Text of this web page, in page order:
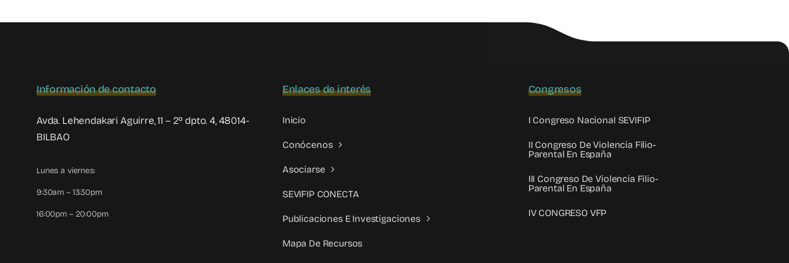
Romper
primer
Información de contacto
Avda. Lehendakari Aguirre, 11 – 2º dpto. 4, 48014-
BILBAO
Lunes a viernes:
9:30am – 13:30pm
16:00pm – 20:00pm
Enlaces de interés
Inicio
Conócenos
Asociarse
SEVIFIP CONECTA
Publicaciones E Investigaciones
Mapa De Recursos
Congresos
I Congreso Nacional SEVIFIP
II Congreso De Violencia Filio-
Parental En España
III Congreso De Violencia Filio-
Parental En España
IV CONGRESO VFP